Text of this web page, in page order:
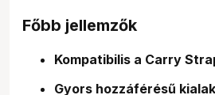
Főbb jellemzők
Kompatibilis a Carry
Gyors hozzáférésű